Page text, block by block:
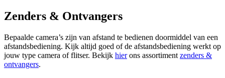
Zenders & Ontvangers
Bepaalde camera’s zijn van afstand te bedienen doormiddel van een
afstandsbediening. Kijk altijd goed of de afstandsbediening werkt op
jouw type camera of flitser. Bekijk hierons assortiment zenders &
ontvangers.